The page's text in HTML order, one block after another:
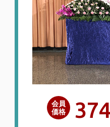
す。
2026年06月
泉屋
（〒639-0232 奈
1265-1）
【お客様のご意見
ていたので、今回
フの皆さん対応も
激でした。９年前
会員
価格